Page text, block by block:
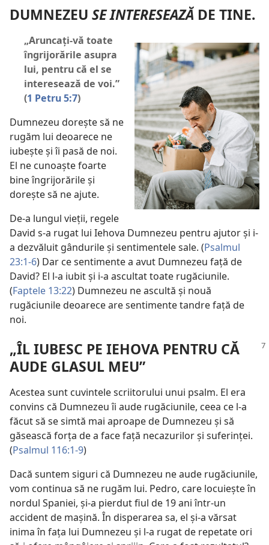
DUMNEZEU SE INTERESEAZĂ DE TINE.
„Aruncați-vă toate
îngrijorările asupra
lui, pentru că el se
interesează de voi.”
(1 Petru 5:7)
Dumnezeu dorește să ne
rugăm lui deoarece ne
iubește și îi pasă de noi.
El ne cunoaște foarte
bine îngrijorările și
dorește să ne ajute.
De-a lungul vieții, regele
David s-a rugat lui Iehova Dumnezeu pentru ajutor și i-
a dezvăluit gândurile și sentimentele sale. (Psalmul
23:1-6) Dar ce sentimente a avut Dumnezeu față de
David? El l-a iubit și i-a ascultat toate rugăciunile.
(Faptele 13:22) Dumnezeu ne ascultă și nouă
rugăciunile deoarece are sentimente tandre față de
noi.
„ÎL IUBESC PE IEHOVA PENTRU CĂ
AUDE GLASUL MEU”
Acestea sunt cuvintele scriitorului unui psalm. El era
convins că Dumnezeu îi aude rugăciunile, ceea ce l-a
făcut să se simtă mai aproape de Dumnezeu și să
găsească forța de a face față necazurilor și suferinței.
(Psalmul 116:1-9)
Dacă suntem siguri că Dumnezeu ne aude rugăciunile,
vom continua să ne rugăm lui. Pedro, care locuiește în
nordul Spaniei, și-a pierdut fiul de 19 ani într-un
accident de mașină. În disperarea sa, el și-a vărsat
inima în fața lui Dumnezeu și l-a rugat de repetate ori